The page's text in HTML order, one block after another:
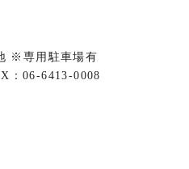
※専用駐車場有
：06-6413-0008